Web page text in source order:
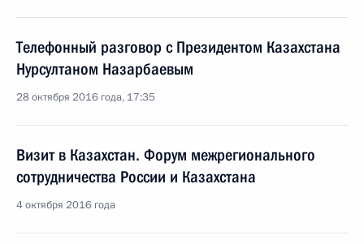
Телефонный разговор с Президентом Казахстана
Нурсултаном Назарбаевым
28 октября 2016 года, 17:35
Визит в Казахстан. Форум межрегионального
сотрудничества России и Казахстана
4 октября 2016 года